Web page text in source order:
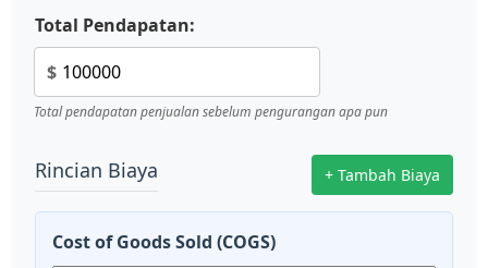
Total Pendapatan:
$
Total pendapatan penjualan sebelum pengurangan apa pun
Rincian Biaya + Tambah Biaya
Cost of Goods Sold (COGS)